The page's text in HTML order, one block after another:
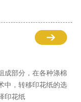
成部分，在各种涤棉
中，转移印花纸的选
印花纸